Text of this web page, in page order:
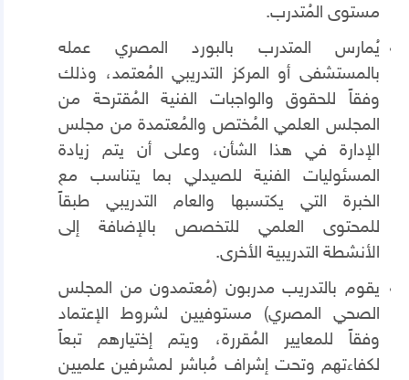
مستوى المُتدرب.
يُمارس المتدرب بالبورد المصري عمله
بالمستشفى أو المركز التدريبي المُعتمد، وذلك
وفقاً للحقوق والواجبات الفنية المُقترحة من
المجلس العلمي المُختص والمُعتمدة من مجلس
الإدارة في هذا الشأن، وعلى أن يتم زيادة
المسئوليات الفنية للصيدلي بما يتناسب مع
الخبرة التي يكتسبها والعام التدريبي طبقاً
للمحتوى العلمي للتخصص بالإضافة إلى
الأنشطة التدريبية الأخرى.
يقوم بالتدريب مدربون (مُعتمدون من المجلس
الصحي المصري) مستوفيين لشروط الإعتماد
وفقاً للمعايير المُقررة، ويتم إختيارهم تبعاً
لكفاءتهم وتحت إشراف مُباشر لمشرفين علميين